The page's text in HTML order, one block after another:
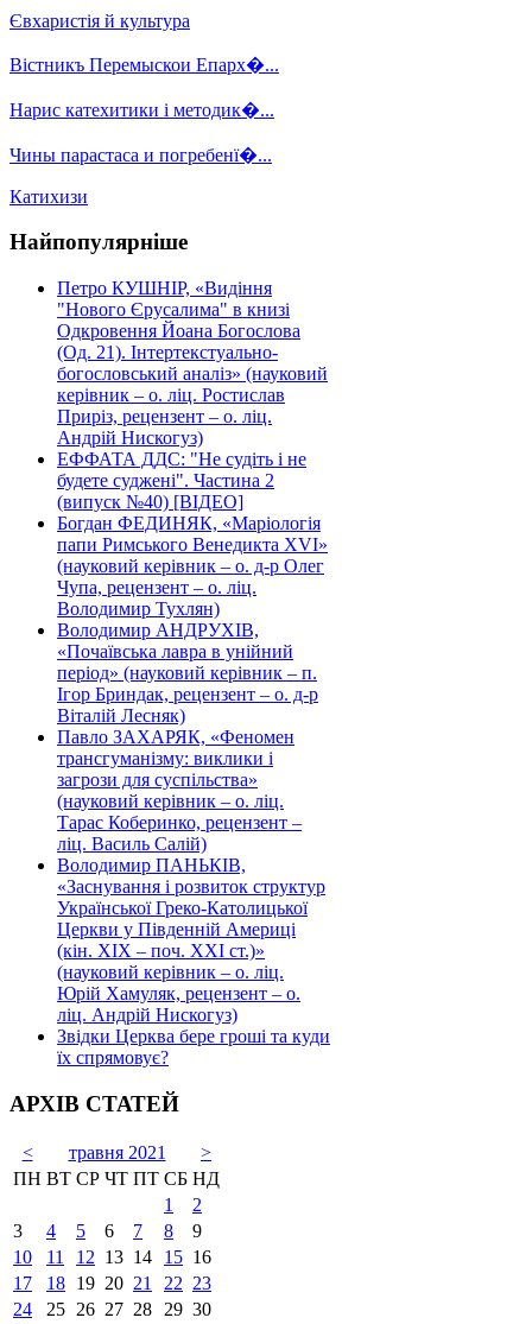
Євхаристія й культура
Вістникъ Перемыскои Епарх�...
Нарис катехитики і методик�...
Чины парастаса и погребенї�...
Катихизи
Найпопулярніше
Петро КУШНІР, «Видіння
"Нового Єрусалима" в книзі
Одкровення Йоана Богослова
(Од. 21). Інтертекстуально-
богословський аналіз» (науковий
керівник – о. ліц. Ростислав
Приріз, рецензент – о. ліц.
Андрій Нискогуз)
ЕФФАТА ДДС: "Не судіть і не
будете суджені". Частина 2
(випуск №40) [ВІДЕО]
Богдан ФЕДИНЯК, «Маріологія
папи Римського Венедикта XVI»
(науковий керівник – о. д-р Олег
Чупа, рецензент – о. ліц.
Володимир Тухлян)
Володимир АНДРУХІВ,
«Почаївська лавра в унійний
період» (науковий керівник – п.
Ігор Бриндак, рецензент – о. д-р
Віталій Лесняк)
Павло ЗАХАРЯК, «Феномен
трансгуманізму: виклики і
загрози для суспільства»
(науковий керівник – о. ліц.
Тарас Коберинко, рецензент –
ліц. Василь Салій)
Володимир ПАНЬКІВ,
«Заснування і розвиток структур
Української Греко-Католицької
Церкви у Південній Америці
(кін. ХІХ – поч. ХХІ ст.)»
(науковий керівник – о. ліц.
Юрій Хамуляк, рецензент – о.
ліц. Андрій Нискогуз)
Звідки Церква бере гроші та куди
їх спрямовує?
АРХІВ СТАТЕЙ
< травня 2021
>
ПН ВТ СР ЧТ ПТ СБ НД
1
2
3
4 5 6 7 8
9
10
11 12 13 14 15 16
17
18 19 20 21 22 23
24
25 26 27 28 29 30